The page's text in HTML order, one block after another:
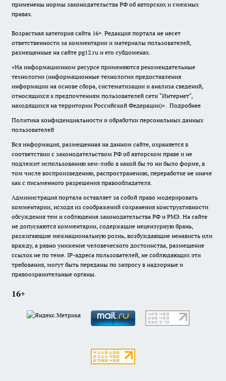
применены нормы законодательства РФ об авторских и смежных
правах.
Возрастная категория сайта 16+. Редакция портала не несет
ответственности за комментарии и материалы пользователей,
размещенные на сайте pg12.ru и его субдоменах.
«На информационном ресурсе применяются рекомендательные
технологии (информационные технологии предоставления
информации на основе сбора, систематизации и анализа сведений,
относящихся к предпочтениям пользователей сети "Интернет",
находящихся на территории Российской Федерации)». Подробнее
Политика конфиденциальности и обработки персональных данных
пользователей
Вся информация, размещенная на данном сайте, охраняется в
соответствии с законодательством РФ об авторском праве и не
подлежит использованию кем-либо в какой бы то ни было форме, в
том числе воспроизведению, распространению, переработке не иначе
как с письменного разрешения правообладателя.
Администрация портала оставляет за собой право модерировать
комментарии, исходя из соображений сохранения конструктивности
обсуждения тем и соблюдения законодательства РФ и РМЭ. На сайте
не допускаются комментарии, содержащие нецензурную брань,
разжигающие межнациональную рознь, возбуждающие ненависть или
вражду, а равно унижение человеческого достоинства, размещение
ссылок не по теме. IP-адреса пользователей, не соблюдающих эти
требования, могут быть переданы по запросу в надзорные и
правоохранительные органы.
16+